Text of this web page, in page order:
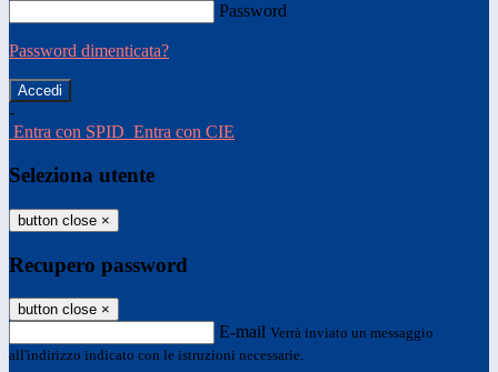
Password
Password dimenticata?
-
Entra con SPID Entra con CIE
Seleziona utente
button close ×
Recupero password
button close ×
E-mail Verrà inviato un messaggio
all'indirizzo indicato con le istruzioni necessarie.